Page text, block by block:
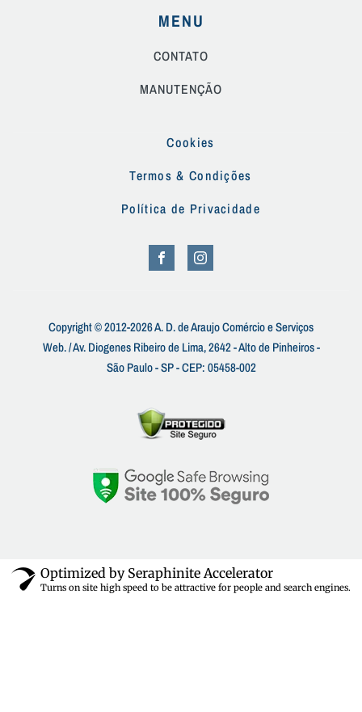
MENU
CONTATO
MANUTENÇÃO
Cookies
Termos & Condições
Política de Privacidade
Copyright © 2012-2026 A. D. de Araujo Comércio e Serviços
Web. / Av. Diogenes Ribeiro de Lima, 2642 - Alto de Pinheiros -
São Paulo - SP - CEP: 05458-002
Optimized by Seraphinite Accelerator
Turns on site high speed to be attractive for people and search engines.